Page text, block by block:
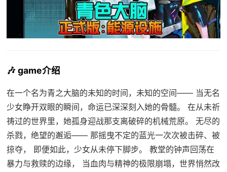
🎶 game介绍
在一个名为青之大脑的未知的时间，未知的空间—— 当无名
少女睁开双眼的瞬间，命运已深深刻入她的骨髓。 在从未祈
祷过的世界里，她孤身迎战那支离破碎的机械荒原。 无尽的
杀戮，绝望的邂逅—— 那摇曳不定的蓝光一次次被击碎、被
掠夺， 即便如此，少女从未停下脚步。 教堂的钟声回荡在
暴力与救赎的边缘， 当血肉与精神的极限崩塌，世界悄然改